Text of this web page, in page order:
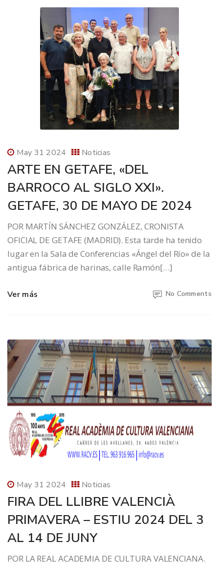
May 31 2024 Noticias
ARTE EN GETAFE, «DEL
BARROCO AL SIGLO XXI».
GETAFE, 30 DE MAYO DE 2024
POR MARTÍN SÁNCHEZ GONZÁLEZ, CRONISTA
OFICIAL DE GETAFE (MADRID). Esta tarde ha tenido
lugar en la Sala de Conferencias «Ángel del Río» de la
antigua fábrica de harinas, calle Ramón[…]
Ver más No Comments
May 31 2024 Noticias
FIRA DEL LLIBRE VALENCIÀ
PRIMAVERA – ESTIU 2024 DEL 3
AL 14 DE JUNY
POR LA REAL ACADEMIA DE CULTURA VALENCIANA.